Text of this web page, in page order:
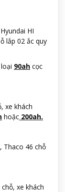
HI
lắp 02 ắc quy
90ah cọc
xe khách
hoặc 200ah.
Thaco 46 chỗ
xe khách